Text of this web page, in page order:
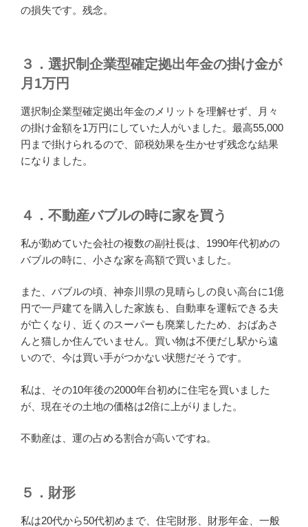
の損失です。残念。
３．選択制企業型確定拠出年金の掛け金が
月1万円
選択制企業型確定拠出年金のメリットを理解せず、月々
の掛け金額を1万円にしていた人がいました。最高55,000
円まで掛けられるので、節税効果を生かせず残念な結果
になりました。
４．不動産バブルの時に家を買う
私が勤めていた会社の複数の副社長は、1990年代初めの
バブルの時に、小さな家を高額で買いました。
また、バブルの頃、神奈川県の見晴らしの良い高台に1億
円で一戸建てを購入した家族も、自動車を運転できる夫
が亡くなり、近くのスーパーも廃業したため、おばあさ
んと猫しか住んでいません。買い物は不便だし駅から遠
いので、今は買い手がつかない状態だそうです。
私は、その10年後の2000年台初めに住宅を買いました
が、現在その土地の価格は2倍に上がりました。
不動産は、運の占める割合が高いですね。
５．財形
私は20代から50代初めまで、住宅財形、財形年金、一般